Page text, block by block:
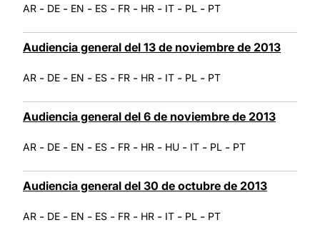
AR - DE - EN - ES - FR - HR - IT - PL - PT
Audiencia general del 13 de noviembre de 2013
AR - DE - EN - ES - FR - HR - IT - PL - PT
Audiencia general del 6 de noviembre de 2013
AR - DE - EN - ES - FR - HR - HU - IT - PL - PT
Audiencia general del 30 de octubre de 2013
AR - DE - EN - ES - FR - HR - IT - PL - PT